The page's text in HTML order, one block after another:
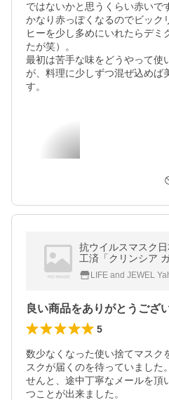
ではないかと思うくらい赤いで
かなり赤っぽくなるのでビック
ヒーを少し多めにいれたらデミ
たが笑）。
最初は苦手な味をどうやって使
が、料理に少しずつ混ぜ込めば
す。
抗ウイルスマスク
工済「クリンシア
LIFE and JEWEL
良い商品をありがとうござ
5
数少なくなった使い捨てマスク
スクが届くのを待っていました
せんと、途中丁寧なメールを頂
つことが出来ました。